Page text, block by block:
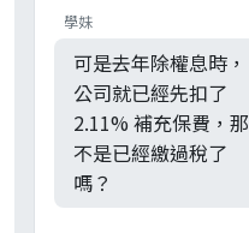
學妹
可是去年除權息時，
公司就已經先扣了
2.11% 補充保費，那
不是已經繳過稅了
嗎？